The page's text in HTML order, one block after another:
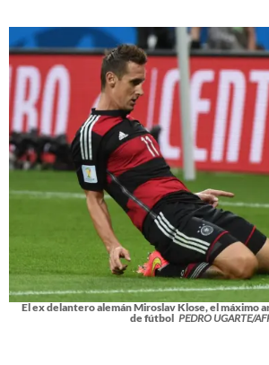
El ex delantero alemán Miroslav Klose, el máximo
de fútbol PEDRO UGARTE/